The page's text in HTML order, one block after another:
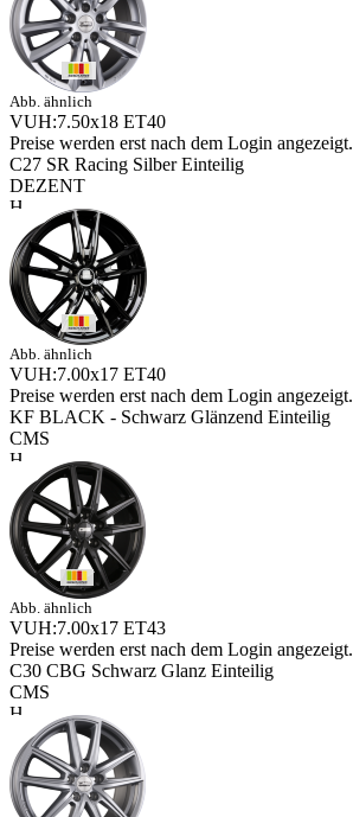
Abb. ähnlich
VUH:7.50x18 ET40
Preise werden erst nach dem Login angezeigt.
C27 SR Racing Silber Einteilig
DEZENT
Abb. ähnlich
VUH:7.00x17 ET40
Preise werden erst nach dem Login angezeigt.
KF BLACK - Schwarz Glänzend Einteilig
CMS
Abb. ähnlich
VUH:7.00x17 ET43
Preise werden erst nach dem Login angezeigt.
C30 CBG Schwarz Glanz Einteilig
CMS